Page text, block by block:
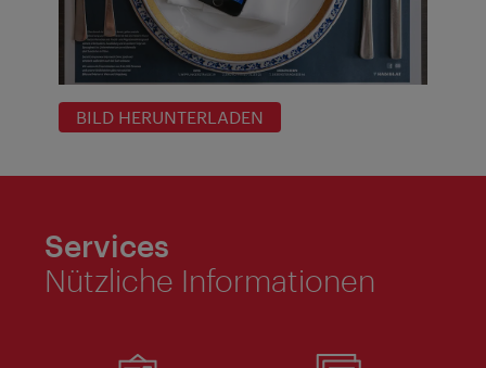
BILD HERUNTERLADEN
Services
Nützliche Informationen